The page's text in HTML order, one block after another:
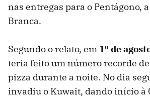
nas entregas para o Pentágono, a
Branca.
Segundo o relato, em 1º de
teria feito um número recorde
pizza durante a noite. No dia
invadiu o Kuwait, dando início à